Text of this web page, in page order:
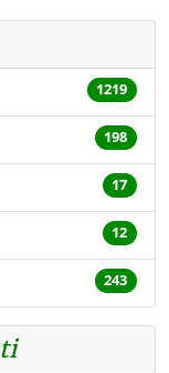
1219
198
17
12
243